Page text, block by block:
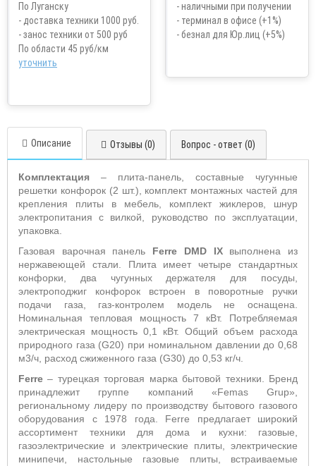
По Луганску
- доставка техники 1000 руб.
- занос техники от 500 руб
По области 45 руб/км
уточнить
- наличными при получении
- терминал в офисе (+1%)
- безнал для Юр.лиц (+5%)
Описание Отзывы (0) Вопрос - ответ (0)
Комплектация – плита-панель, составные чугунные
решетки конфорок (2 шт.), комплект монтажных частей для
крепления плиты в мебель, комплект жиклеров, шнур
электропитания с вилкой, руководство по эксплуатации,
упаковка.
Газовая варочная панель Ferre DMD IXвыполнена из
нержавеющей стали. Плита имеет четыре стандартных
конфорки, два чугунных держателя для посуды,
электроподжиг конфорок встроен в поворотные ручки
подачи газа, газ-контролем модель не оснащена.
Номинальная тепловая мощность 7 кВт. Потребляемая
электрическая мощность 0,1 кВт. Общий объем расхода
природного газа (G20) при номинальном давлении до 0,68
м3/ч, расход сжиженного газа (G30) до 0,53 кг/ч.
Ferre – турецкая торговая марка бытовой техники. Бренд
принадлежит группе компаний «Femas Grup»,
региональному лидеру по производству бытового газового
оборудования с 1978 года. Ferre предлагает широкий
ассортимент техники для дома и кухни: газовые,
газоэлектрические и электрические плиты, электрические
минипечи, настольные газовые плиты, встраиваемые